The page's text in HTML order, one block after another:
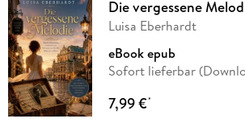
Die vergessene
Luisa Eberhardt
eBook epub
Sofort lieferbar
7,99 €*